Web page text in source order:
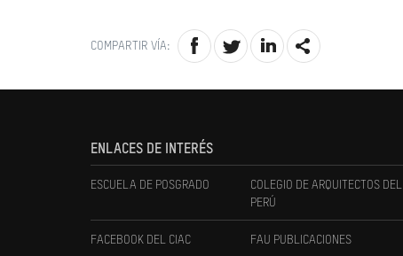
COMPARTIR VÍA:
ENLACES DE INTERÉS
ESCUELA DE POSGRADO
COLEGIO DE ARQUITECTOS DEL
PERÚ
FACEBOOK DEL CIAC FAU PUBLICACIONES